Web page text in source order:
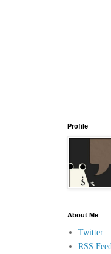
Profile
About Me
Twitter
RSS